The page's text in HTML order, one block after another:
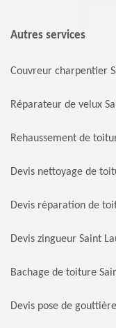
Autres services
Couvreur charpentier
Réparateur de velux
Rehaussement de
Devis nettoyage de
Devis réparation de
Devis zingueur Saint
Bachage de toiture
Devis pose de